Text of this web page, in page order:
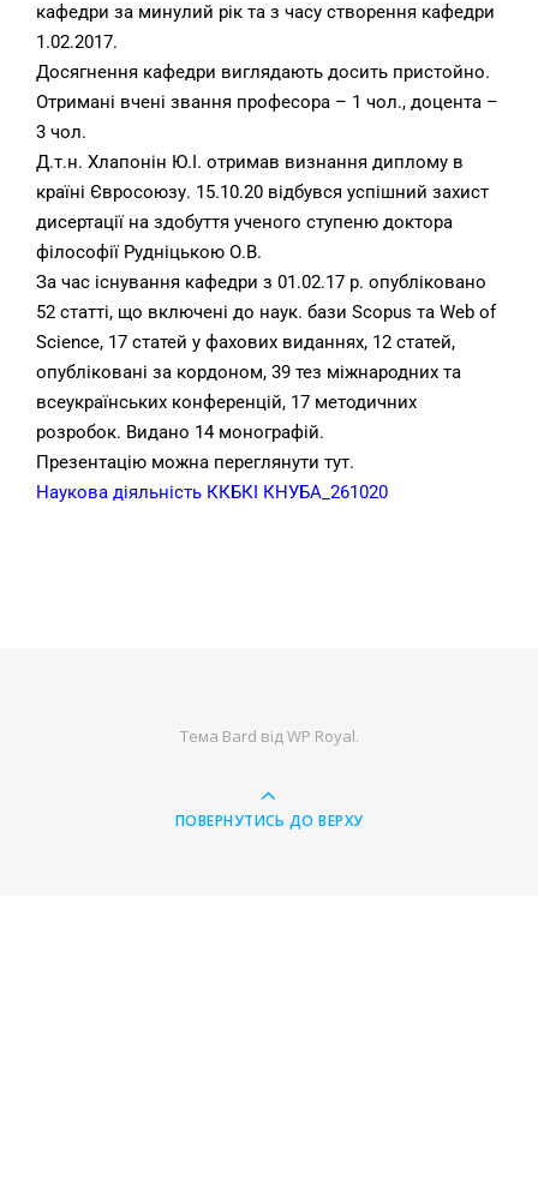
кафедри за минулий рік та з часу створення кафедри
1.02.2017.
Досягнення кафедри виглядають досить пристойно.
Отримані вчені звання професора – 1 чол., доцента –
3 чол.
Д.т.н. Хлапонін Ю.І. отримав визнання диплому в
країні Євросоюзу. 15.10.20 відбувся успішний захист
дисертації на здобуття ученого ступеню доктора
філософії Рудніцькою О.В.
За час існування кафедри з 01.02.17 р. опубліковано
52 статті, що включені до наук. бази Scopus та Web of
Science, 17 статей у фахових виданнях, 12 статей,
опубліковані за кордоном, 39 тез міжнародних та
всеукраїнських конференцій, 17 методичних
розробок. Видано 14 монографій.
Презентацію можна переглянути тут.
Наукова діяльність ККБКІ КНУБА_261020
Тема Bard відWP Royal.
ПОВЕРНУТИСЬ ДО ВЕРХУ